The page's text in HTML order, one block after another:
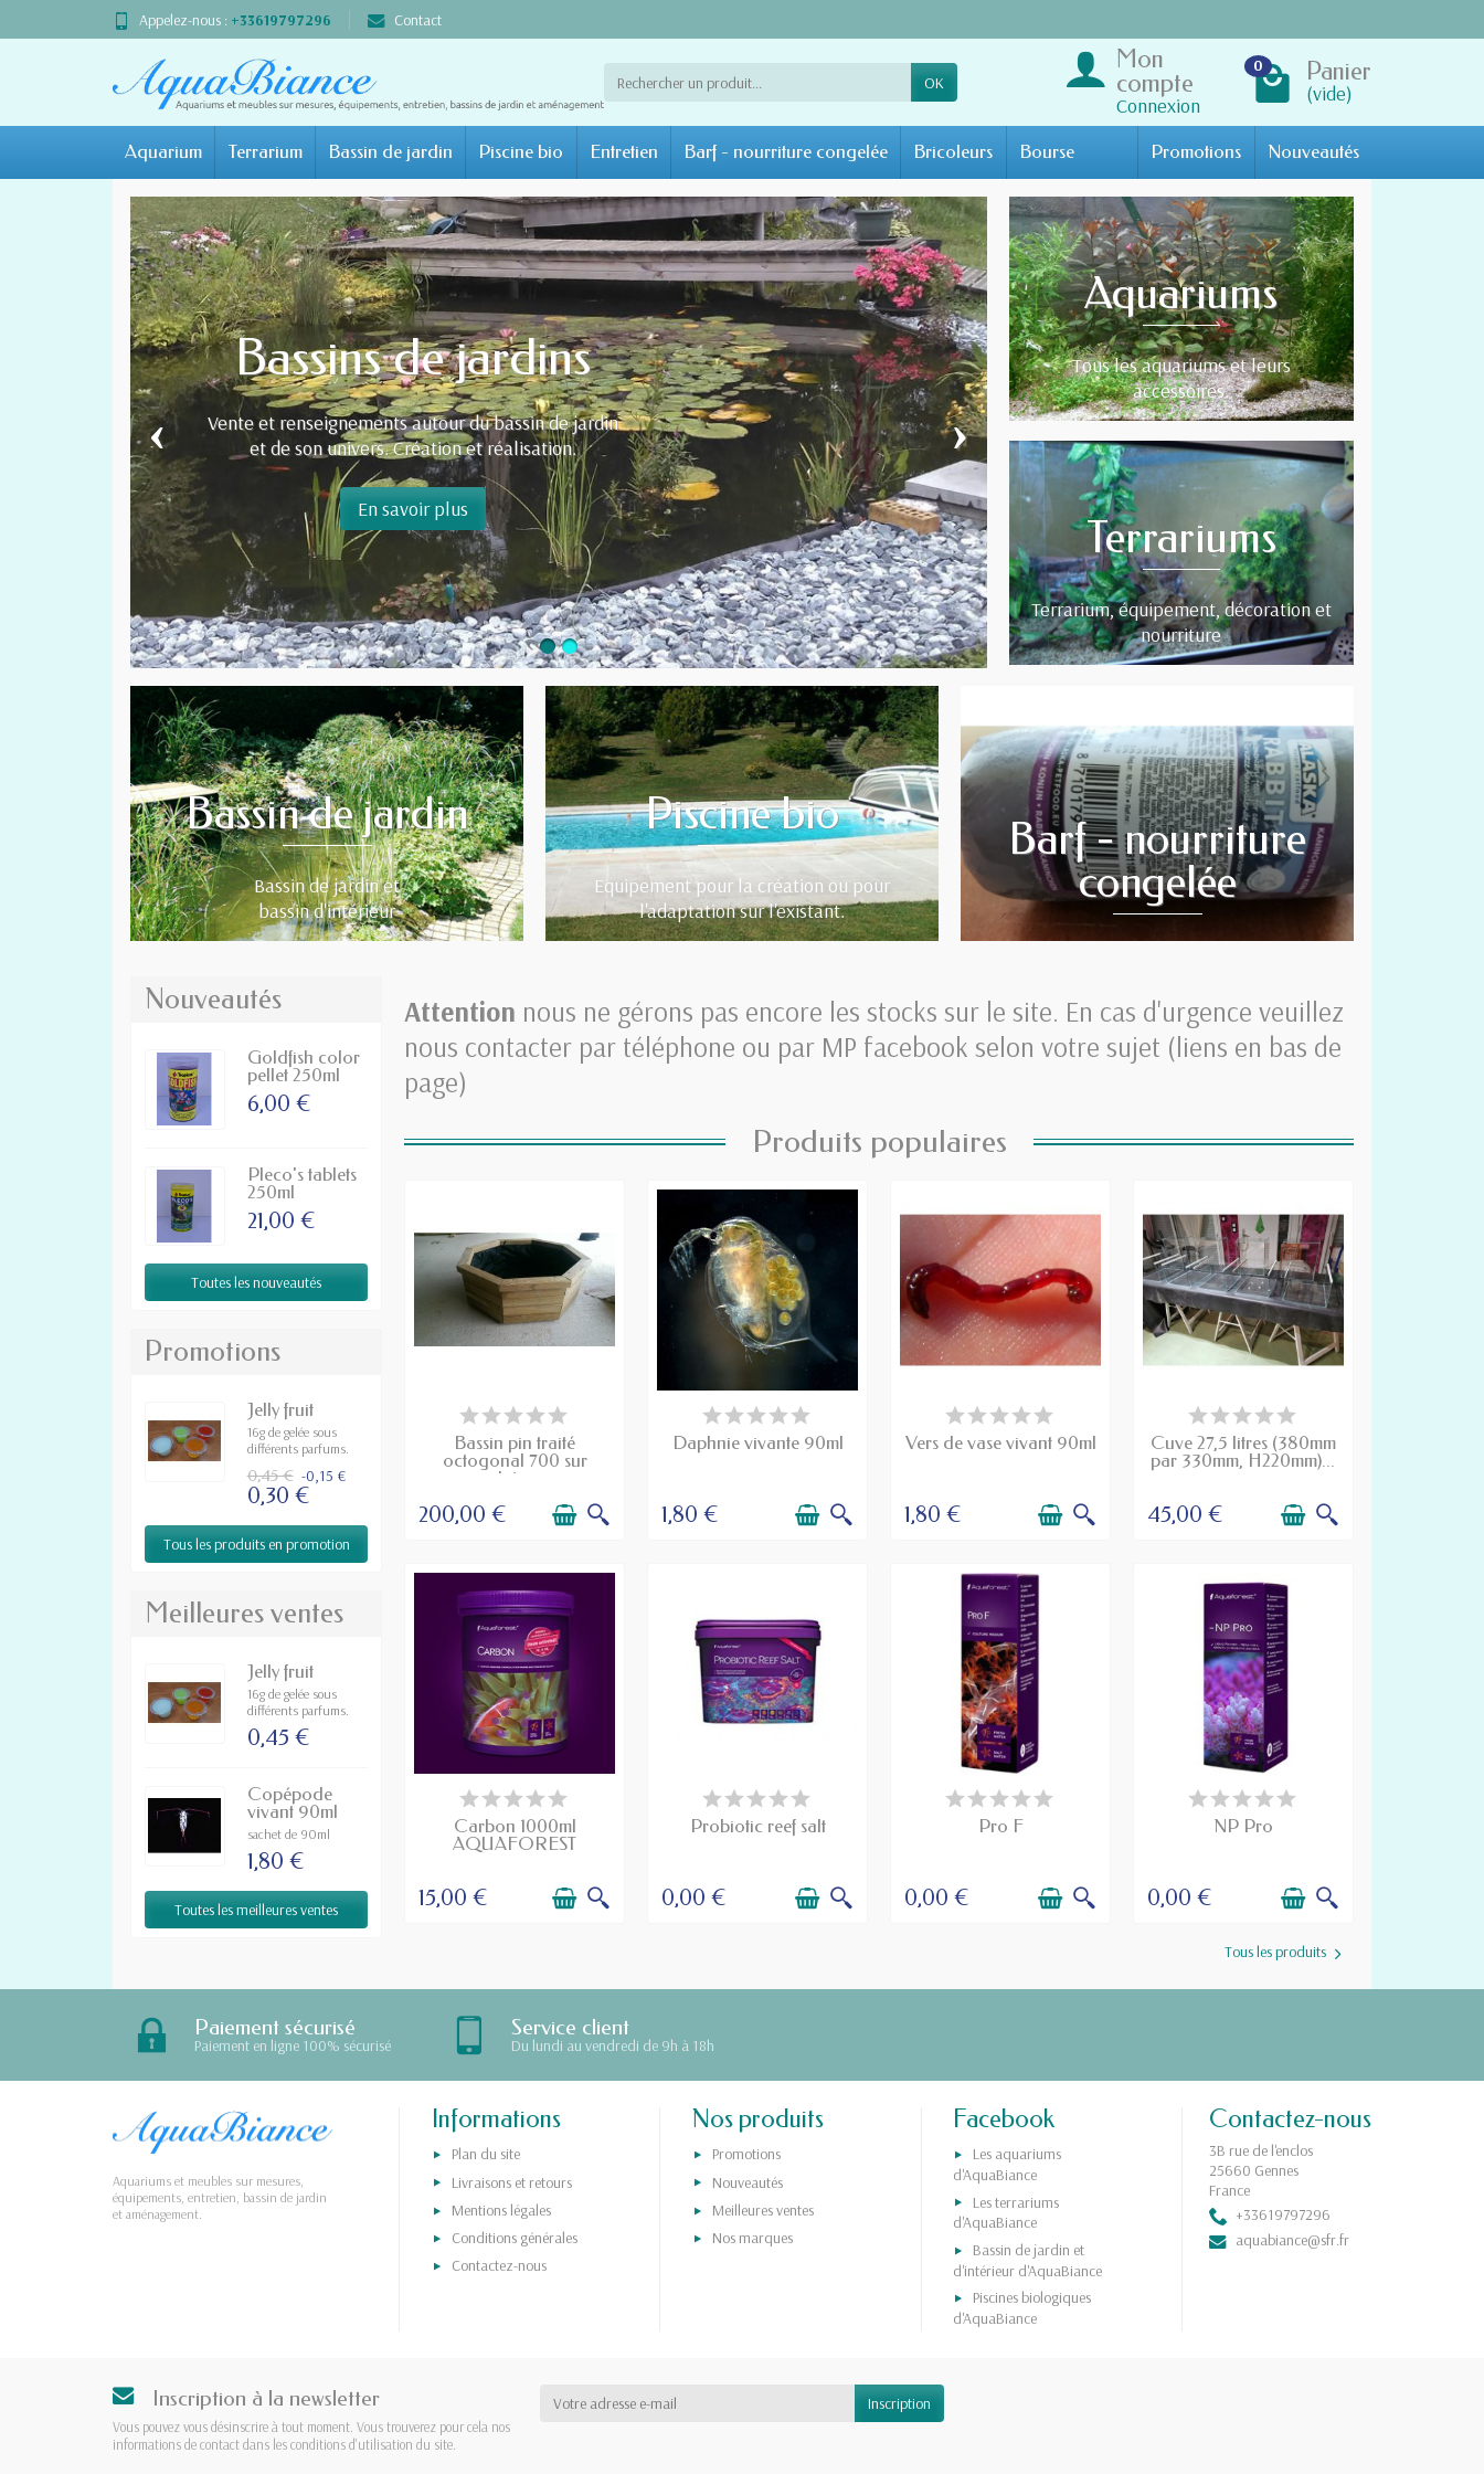
Appelez-nous : +33619797296 Contact
OK
Mon
compte
Connexion
0 Panier
(vide)
Aquarium Terrarium Bassin de jardin Piscine bio Entretien Barf - nourriture congelée Bricoleurs Bourse Promotions Nouveautés
‹ ›
Aquariums
Tous les aquariums et leurs
accessoires.
Terrariums
Terrarium, équipement, décoration et
nourriture
Bassin de jardin
Bassin de jardin et
bassin d'intérieur
Piscine bio
Equipement pour la création ou pour
l'adaptation sur l'existant.
Barf - nourriture
congelée
Nouveautés
Goldfish color
pellet 250ml
6,00 €
Pleco's tablets
250ml
21,00 €
Toutes les nouveautés
Promotions
Jelly fruit
16g de gelée sous
différents parfums.
0,45 € -0,15 €
0,30 €
Tous les produits en promotion
Meilleures ventes
Jelly fruit
16g de gelée sous
différents parfums.
0,45 €
Copépode
vivant 90ml
sachet de 90ml
1,80 €
Toutes les meilleures ventes
Attention nous ne gérons pas encore les stocks sur le site. En cas d'urgence veuillez
nous contacter par téléphone ou par MP facebook selon votre sujet (liens en bas de
page)
Produits populaires
DÉLAI DE FABRICATION D'UN
MOIS
Bassin pin traité
octogonal 700 sur
plats,...
200,00 €
PRODUIT DISPONIBLE À LA
COMMANDE
Daphnie vivante 90ml
1,80 €
PRODUIT DISPONIBLE À LA
COMMANDE
Vers de vase vivant 90ml
1,80 €
DÉLAI DE FABRICATION D'UN
MOIS
Cuve 27,5 litres (380mm
par 330mm, H220mm)...
45,00 €
DISPONIBLE
Carbon 1000ml
AQUAFOREST
15,00 €
PRODUIT DISPONIBLE À LA
COMMANDE
Probiotic reef salt
0,00 €
PRODUIT DISPONIBLE À LA
COMMANDE
Pro F
0,00 €
PRODUIT DISPONIBLE À LA
COMMANDE
NP Pro
0,00 €
Tous les produits
Paiement sécurisé
Paiement en ligne 100% sécurisé
Service client
Du lundi au vendredi de 9h à 18h
Aquariums et meubles sur mesures,
équipements, entretien, bassin de jardin
et aménagement.
Informations
Plan du site
Livraisons et retours
Mentions légales
Conditions générales
Contactez-nous
Nos produits
Promotions
Nouveautés
Meilleures ventes
Nos marques
Facebook
Les aquariums
d'AquaBiance
Les terrariums
d'AquaBiance
Bassin de jardin et
d'intérieur d'AquaBiance
Piscines biologiques
d'AquaBiance
Contactez-nous
3B rue de l'enclos
25660 Gennes
France
+33619797296
aquabiance@sfr.fr
Inscription à la newsletter
Vous pouvez vous désinscrire à tout moment. Vous trouverez pour cela nos
informations de contact dans les conditions d'utilisation du site.